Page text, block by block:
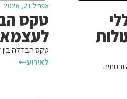
אפריל 21, 2026
טקס
טקס הבדלה בין
לאירוע